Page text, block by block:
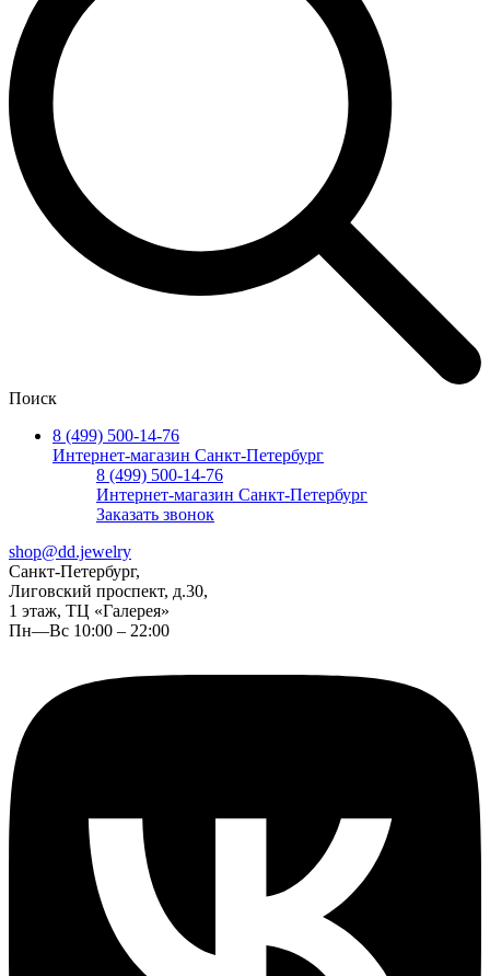
Поиск
8 (499) 500-14-76
Интернет-магазин Санкт-Петербург
8 (499) 500-14-76
Интернет-магазин Санкт-Петербург
Заказать звонок
shop@dd.jewelry
Санкт-Петербург,
Лиговский проспект, д.30,
1 этаж, ТЦ «Галерея»
Пн—Вс 10:00 – 22:00